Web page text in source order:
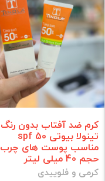
کرم ضد آفتاب بدون رنگ
تینولا بیوتی spf 50
مناسب پوست های چرب
حجم 40 میلی لیتر
کرمی و فلوییدی